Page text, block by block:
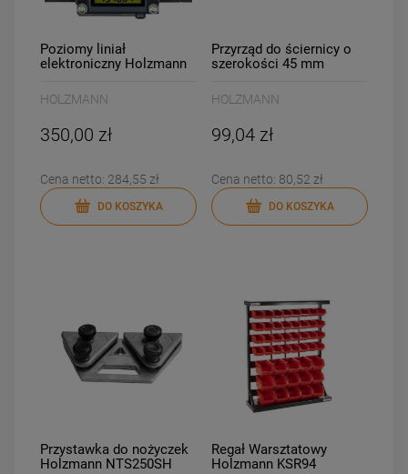
DO KOSZYKA DO KOSZYKA
Poziomy liniał
elektroniczny Holzmann
HOLZMANN
350,00 zł
Cena netto: 284,55 zł
DO KOSZYKA
Przyrząd do ściernicy o
szerokości 45 mm
HOLZMANN
99,04 zł
Cena netto: 80,52 zł
DO KOSZYKA
Przystawka do nożyczek
Holzmann NTS250SH
Regał Warsztatowy
Holzmann KSR94